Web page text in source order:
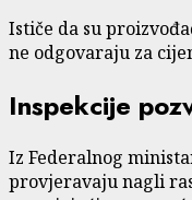
Ističe da su
ne odgovaraju za
Inspekcije
Iz Federalnog
provjeravaju nagli